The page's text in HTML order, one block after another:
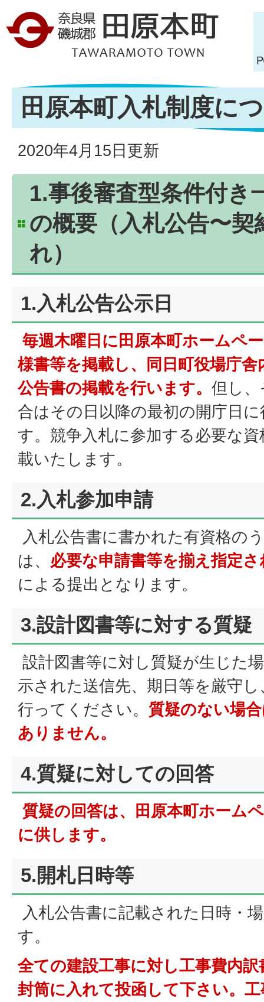
田原本町入札制度に
2020年4月15日更新
1.事後審査型条件付き
の概要（入札公告〜契
れ）
1.入札公告公示日
毎週木曜日に田原本町ホームペ
様書等を掲載し、同日町役場庁
公告書の掲載を行います。 但し
合はその日以降の最初の開庁日
す。競争入札に参加する必要な
載いたします。
2.入札参加申請
入札公告書に書かれた有資格の
は、 必要な申請書等を揃え指定
による提出となります。
3.設計図書等に対する質疑
設計図書等に対し質疑が生じた
示された送信先、期日等を厳守
行ってください。 質疑のない場
ありません。
4.質疑に対しての回答
質疑の回答は、田原本町ホーム
に供します。
5.開札日時等
入札公告書に記載された日時・
す。
全ての建設工事に対し工事費内
封筒に入れて投函して下さい。